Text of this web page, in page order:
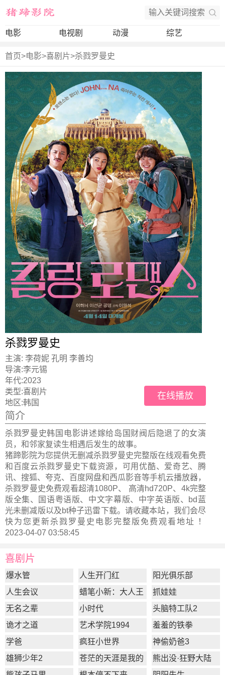
电影 电视剧 动漫 综艺
首页>电影>喜剧片>杀戮罗曼史
杀戮罗曼史
主演: 李荷妮 孔明 李善均
导演:李元锡
年代:2023
类型:喜剧片
地区:韩国
在线播放
简介
杀戮罗曼史韩国电影讲述嫁给岛国财阀后隐退了的女演
员，和邻家复读生相遇后发生的故事。
猪蹄影院为您提供无删减杀戮罗曼史完整版在线观看免费
和百度云杀戮罗曼史下载资源，可用优酷、爱奇艺、腾
讯、搜狐、夸克、百度网盘和西瓜影音等手机云播放器，
杀戮罗曼史免费观看超清1080P、 高清hd720P、4k完整
版全集、国语粤语版、中文字幕版、中字英语版、bd蓝
光未删减版以及bt种子迅雷下载。请收藏本站，我们会尽
快为您更新杀戮罗曼史电影完整版 免费观看地址 ！
2023-04-07 03:58:45
喜剧片
爆水管 人生开门红
阳光俱乐部
人生会议
蜡笔小新：大人王
国的反击
抓娃娃
无名之辈
小时代
头脑特工队2
诡才之道
艺术学院1994
羞羞的铁拳
学爸
疯狂小世界
神偷奶爸3
雄狮少年2
苍茫的天涯是我的
爱
熊出没·狂野大陆